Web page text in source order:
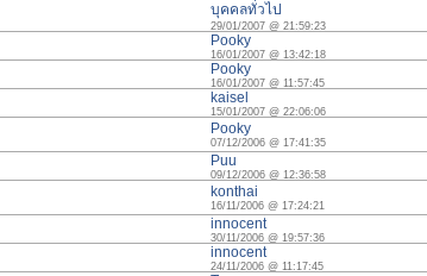
บุคคลทั่วไป
29/01/2007 @ 21:59:23
Pooky
16/01/2007 @ 13:42:18
Pooky
16/01/2007 @ 11:57:45
kaisel
15/01/2007 @ 22:06:06
Pooky
07/12/2006 @ 17:41:35
Puu
09/12/2006 @ 12:36:58
konthai
16/11/2006 @ 17:24:21
innocent
30/11/2006 @ 19:57:36
innocent
24/11/2006 @ 11:17:45